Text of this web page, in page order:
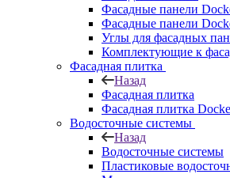
Фасадные панели
Фасадные панели
Углы для фасадных
Комплектующие к
Фасадная плитка
Назад
Фасадная плитка
Фасадная плитка
Водосточные системы
Назад
Водосточные системы
Пластиковые